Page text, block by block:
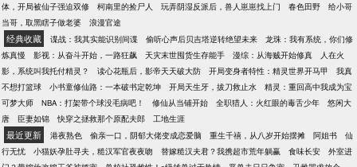
体，开局被仙子强迫双修
柯南里的捡尸人 玩弄阴湿反派后，兽人崽崽找上门 春色田野
给小哥
当哥，取黑瞎子做老婆
浪漫官途
经典收藏 谍战：我其实能识别间谍 偷听心声后贝吉塔逆转绝望未来
龙珠：我有系统，你们修
炼真慢
影视：从奋斗开始，一路狂飙 天灾末世囤货生存能手 漫综：从海贼开始修真
人在火
影，系统叫我托付精灵？
读心花瓶后，影帝天天破大防 开局变身者特性：精灵世界开马甲
我真
不想打篮球
小书童修仙路：一本破书定乾坤 开局天生牙，拔刀救止水
精灵：重回高中我成为宝
可梦大师
NBA：打架带个球没毛病吧！ 修仙从当铺开始 全职猎人：火红眼的毒舌少年
悠闲大
唐
臣妻如锦 快穿之拯救那个原配夫郎 工地生涯
最近更新 港夜熟色 偷亲一口，阴郁大佬变成恋爱脑 重生千禧，从八岁开始摆摊 阿姐书
仙
行无忧
小猫妖孕肚寻夫，糙汉军官夜夜吻 替嫁糙汉夫君？我携超市荒年躺赢 食味长安
外室进